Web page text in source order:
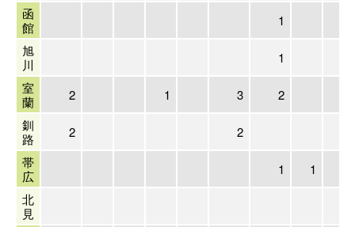
函
館
1
旭
川
1
室
蘭
2 1 3
2
釧
路
2
2
帯
広
1
1
北
見